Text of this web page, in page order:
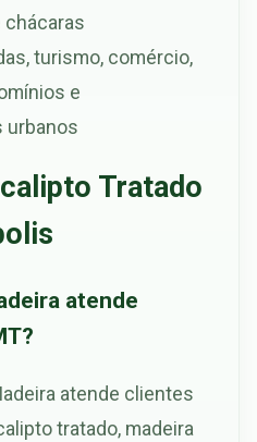
chácaras
turismo, comércio,
e
urbanos
Tratado
atende
atende clientes
tratado, madeira